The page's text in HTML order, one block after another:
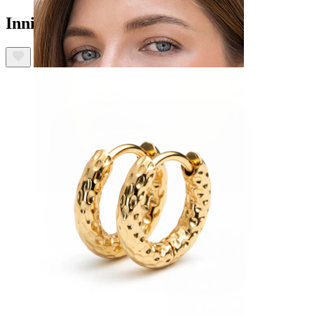
Inni również kupili